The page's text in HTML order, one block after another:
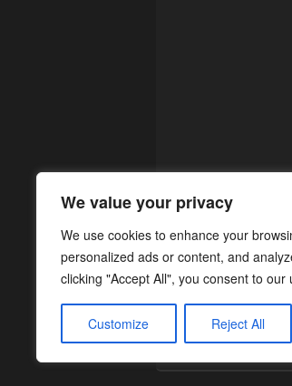
We value your privacy
We use cookies to enhance your
personalized ads or content, and
clicking "Accept All", you consent to our
Customize Reject All
Copyright © 2026